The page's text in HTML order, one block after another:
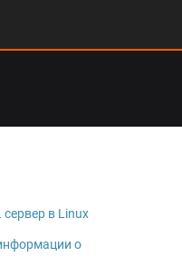
сервер в Linux
о